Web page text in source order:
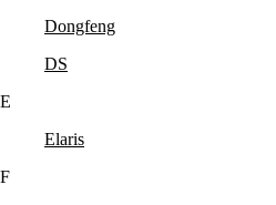
Dongfeng
DS
E
Elaris
F